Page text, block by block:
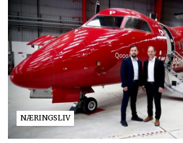
NÆRINGSLIV